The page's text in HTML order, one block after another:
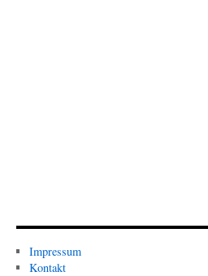
Impressum
Kontakt